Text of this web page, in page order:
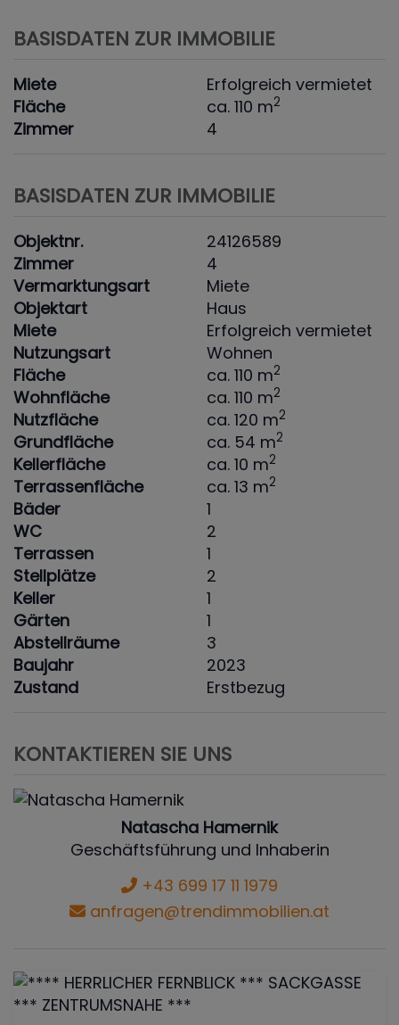
BASISDATEN ZUR IMMOBILIE
Miete
Erfolgreich vermietet
Fläche
ca. 110 m2
Zimmer 4
BASISDATEN ZUR IMMOBILIE
Objektnr.
24126589
Zimmer
4
Vermarktungsart
Miete
Objektart
Haus
Miete
Erfolgreich vermietet
Nutzungsart
Wohnen
Fläche
ca. 110 m2
Wohnfläche ca. 110 m2
Nutzfläche ca. 120 m2
Grundfläche ca. 54 m2
Kellerfläche ca. 10 m2
Terrassenfläche ca. 13 m2
Bäder
1
WC
2
Terrassen
1
Stellplätze
2
Keller
1
Gärten
1
Abstellräume
3
Baujahr
2023
Zustand
Erstbezug
KONTAKTIEREN SIE UNS
Natascha Hamernik
Geschäftsführung und Inhaberin
+43 699 17 11 1979
anfragen@trendimmobilien.at